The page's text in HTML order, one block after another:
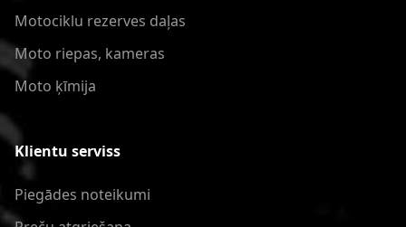
Motociklu rezerves daļas
Moto riepas, kameras
Moto ķīmija
Klientu serviss
Piegādes noteikumi